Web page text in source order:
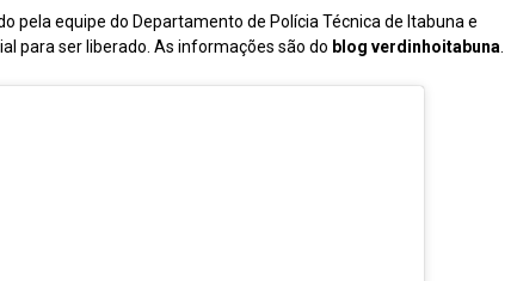
pela equipe do Departamento de Polícia Técnica de Itabuna e
para ser liberado. As informações são do blog verdinhoitabuna